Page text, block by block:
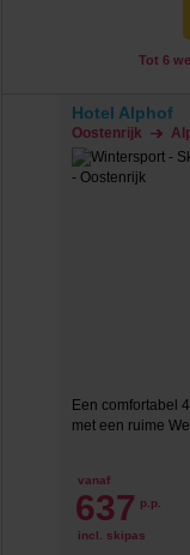
Tot 6
Hotel Alphof
Oostenrijk
Een comfortabel
met een ruime
vanaf
637 p.p.
incl. skipas